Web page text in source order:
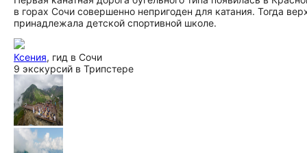
в горах Сочи совершенно непригоден для катания. Тогда
принадлежала детской спортивной школе.
Ксения, гид в Сочи
9 экскурсий в Трипстере